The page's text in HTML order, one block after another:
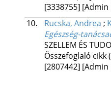
[3338755]
10.
Rucska, Andrea ;
Egészség-
SZELLEM ÉS
Összefoglaló
[2807442]